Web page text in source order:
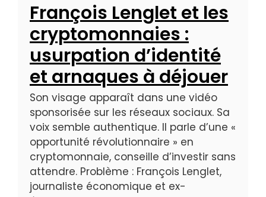
François Lenglet et les
cryptomonnaies :
usurpation d’identité
et arnaques à déjouer
Son visage apparaît dans une vidéo
sponsorisée sur les réseaux sociaux. Sa
voix semble authentique. Il parle d’une «
opportunité révolutionnaire » en
cryptomonnaie, conseille d’investir sans
attendre. Problème : François Lenglet,
journaliste économique et ex-